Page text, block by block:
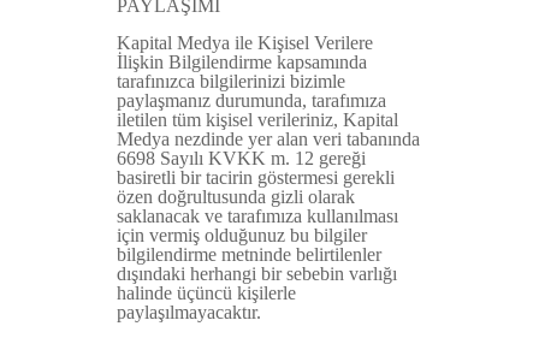
PAYLAŞIMI
Kapital Medya ile Kişisel Verilere
İlişkin Bilgilendirme kapsamında
tarafınızca bilgilerinizi bizimle
paylaşmanız durumunda, tarafımıza
iletilen tüm kişisel verileriniz, Kapital
Medya nezdinde yer alan veri tabanında
6698 Sayılı KVKK m. 12 gereği
basiretli bir tacirin göstermesi gerekli
özen doğrultusunda gizli olarak
saklanacak ve tarafımıza kullanılması
için vermiş olduğunuz bu bilgiler
bilgilendirme metninde belirtilenler
dışındaki herhangi bir sebebin varlığı
halinde üçüncü kişilerle
paylaşılmayacaktır.